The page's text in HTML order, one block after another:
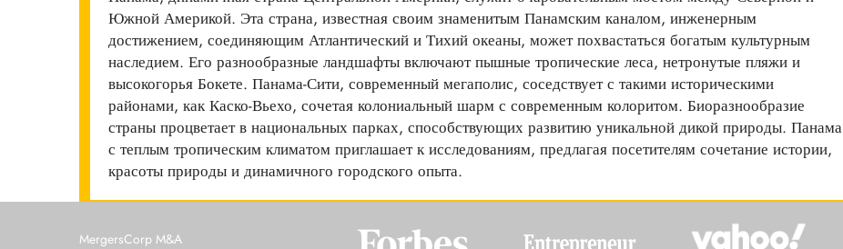
Южной Америкой. Эта страна, известная своим знаменитым Панамским каналом, инженерным
достижением, соединяющим Атлантический и Тихий океаны, может похвастаться богатым культурным
наследием. Его разнообразные ландшафты включают пышные тропические леса, нетронутые пляжи и
высокогорья Бокете. Панама-Сити, современный мегаполис, соседствует с такими историческими
районами, как Каско-Вьехо, сочетая колониальный шарм с современным колоритом. Биоразнообразие
страны процветает в национальных парках, способствующих развитию уникальной дикой природы. Панама
с теплым тропическим климатом приглашает к исследованиям, предлагая посетителям сочетание истории,
красоты природы и динамичного городского опыта.
MergersCorp M&A